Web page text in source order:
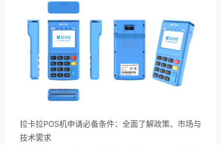
拉卡拉POS机申请必备条件：全面了解政策、市场与
技术需求